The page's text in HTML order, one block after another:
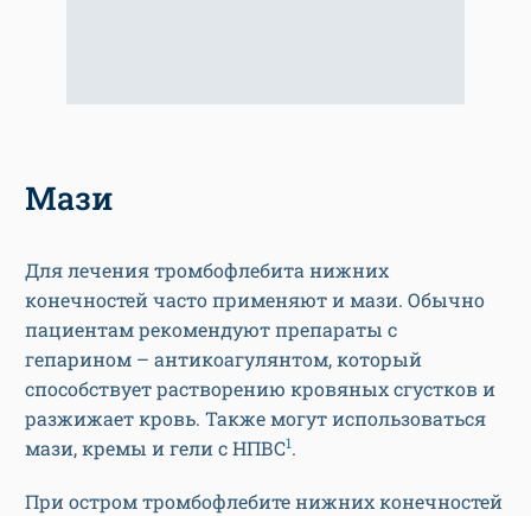
Мази
Для лечения тромбофлебита нижних
конечностей часто применяют и мази. Обычно
пациентам рекомендуют препараты с
гепарином – антикоагулянтом, который
способствует растворению кровяных сгустков и
разжижает кровь. Также могут использоваться
мази, кремы и гели с НПВС1.
При остром тромбофлебите нижних конечностей